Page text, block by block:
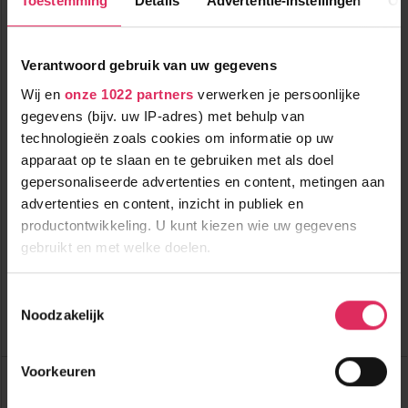
Verantwoord gebruik van uw gegevens
Wij en onze 1022 partners verwerken je persoonlijke
gegevens (bijv. uw IP-adres) met behulp van
technologieën zoals cookies om informatie op uw
apparaat op te slaan en te gebruiken met als doel
gepersonaliseerde advertenties en content, metingen aan
advertenties en content, inzicht in publiek en
productontwikkeling. U kunt kiezen wie uw gegevens
gebruikt en met welke doelen.
Informatie verzamelen over uw geografische
Uw apparaat identificeren door het actief te
scannen op specifieke eigenschappen (fingerprinting)
Noodzakelijk
Voorkeuren
Zeer ruim super chalet voor maar liefst 22 personen in La
vanaf
735 p.p.
incl. skipas
150m tot centrum
350m tot skilift
Chalet Les Etoiles